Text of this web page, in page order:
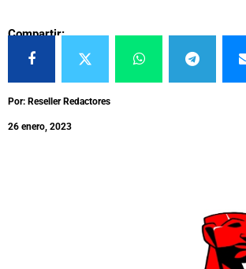
Compartir:
Por: Reseller Redactores
26 enero, 2023